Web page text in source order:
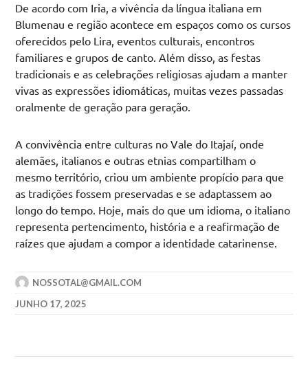
De acordo com Iria, a vivência da língua italiana em
Blumenau e região acontece em espaços como os cursos
oferecidos pelo Lira, eventos culturais, encontros
familiares e grupos de canto. Além disso, as festas
tradicionais e as celebrações religiosas ajudam a manter
vivas as expressões idiomáticas, muitas vezes passadas
oralmente de geração para geração.
A convivência entre culturas no Vale do Itajaí, onde
alemães, italianos e outras etnias compartilham o
mesmo território, criou um ambiente propício para que
as tradições fossem preservadas e se adaptassem ao
longo do tempo. Hoje, mais do que um idioma, o italiano
representa pertencimento, história e a reafirmação de
raízes que ajudam a compor a identidade catarinense.
NOSSOTAL@GMAIL.COM
JUNHO 17, 2025